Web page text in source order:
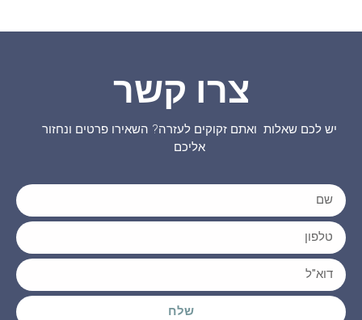
צרו קשר
יש לכם שאלות ואתם זקוקים לעזרה? השאירו פרטים ונחזור
אליכם
שלח